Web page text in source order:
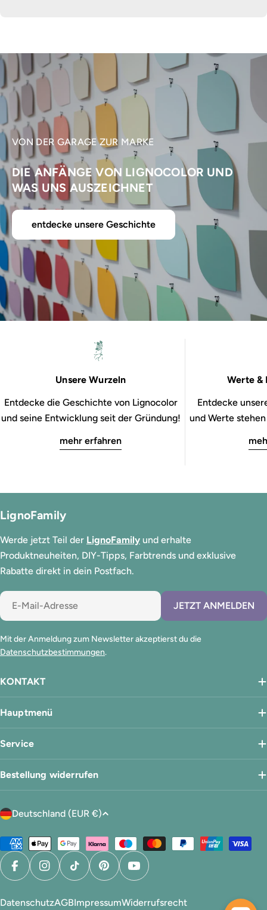
VON DER GARAGE ZUR MARKE
DIE ANFÄNGE VON LIGNOCOLOR UND
WAS UNS AUSZEICHNET
entdecke unsere Geschichte
Unsere Wurzeln
Entdecke die Geschichte von Lignocolor
und seine Entwicklung seit der Gründung!
mehr erfahren
Werte &
Entdecke
und Werte
KONTAKT
Hauptmenü
Service
LignoFamily
Werde jetzt Teil der LignoFamily und erhalte
Produktneuheiten, DIY-Tipps, Farbtrends und exklusive
Rabatte direkt in dein Postfach.
E-
Mail
JETZT ANMELDEN
Mit der Anmeldung zum Newsletter akzeptierst du die
Datenschutzbestimmungen.
Bestellung widerrufen
L
n
d
/
e
Deutschland (EUR €)
Zahlungsmethoden
FacebookInstagramTikTok PinterestYouTube
DatenschutzAGBImpressumWiderrufsrecht